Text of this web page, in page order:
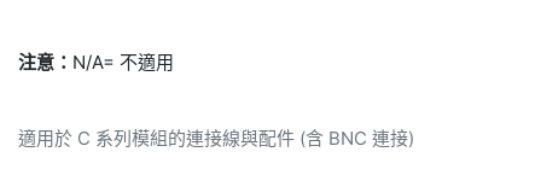
注意： N/A= 不適用
適用於 C 系列模組的連接線與配件 (含 BNC 連接)